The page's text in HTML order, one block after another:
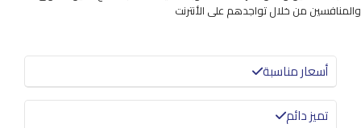
والمنافسين من خلال تواجدهم على الأنترنت
أسعار مناسبة
تميز دائم